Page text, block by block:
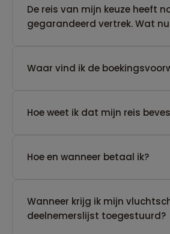
De reis van mijn keuze heeft
gegarandeerd vertrek. Wat
Waar vind ik de
Hoe weet ik dat mijn reis
Hoe en wanneer betaal ik?
Wanneer krijg ik mijn
deelnemerslijst toegestuurd?